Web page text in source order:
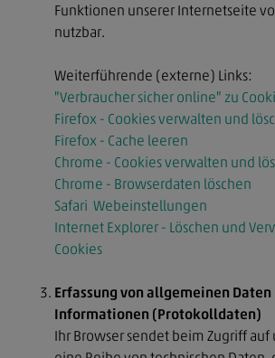
Funktionen unserer Internetseite
nutzbar.
Weiterführende (externe) Links:
"Verbraucher sicher online" zu
Firefox - Cookies verwalten und
Firefox - Cache leeren
Chrome - Cookies verwalten und
Chrome - Browserdaten löschen
Safari  Webeinstellungen
Internet Explorer - Löschen und
Cookies
Erfassung von allgemeinen Daten
Informationen (Protokolldaten)
Ihr Browser sendet beim Zugriff auf